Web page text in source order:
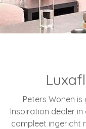
Peters Wonen
Inspiration dealer in
compleet ingericht